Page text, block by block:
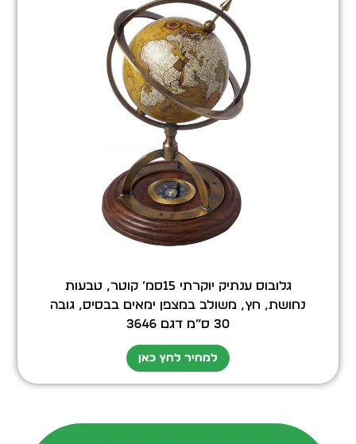
גלובוס ענתיק יוקרתי 15סמ’ קוטר, טבעות
נחושת, חץ, משולב במצפן ימאים בבסיס, גובה
30 ס”מ דגם 3646
למחיר לחץ כאן